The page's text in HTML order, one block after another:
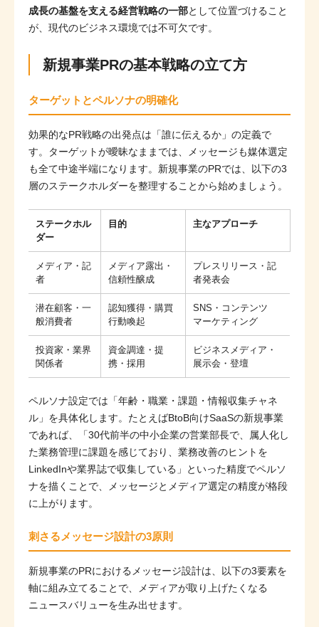
成長の基盤を支える経営戦略の一部として位置づけること
が、現代のビジネス環境では不可欠です。
新規事業PRの基本戦略の立て方
ターゲットとペルソナの明確化
効果的なPR戦略の出発点は「誰に伝えるか」の定義で
す。ターゲットが曖昧なままでは、メッセージも媒体選定
も全て中途半端になります。新規事業のPRでは、以下の3
層のステークホルダーを整理することから始めましょう。
ステークホル
ダー
目的 主なアプローチ
メディア・記
者
メディア露出・
信頼性醸成
プレスリリース・記
者発表会
潜在顧客・一
般消費者
認知獲得・購買
行動喚起
SNS・コンテンツ
マーケティング
投資家・業界
関係者
資金調達・提
携・採用
ビジネスメディア・
展示会・登壇
ペルソナ設定では「年齢・職業・課題・情報収集チャネ
ル」を具体化します。たとえばBtoB向けSaaSの新規事業
であれば、「30代前半の中小企業の営業部長で、属人化し
た業務管理に課題を感じており、業務改善のヒントを
LinkedInや業界誌で収集している」といった精度でペルソ
ナを描くことで、メッセージとメディア選定の精度が格段
に上がります。
刺さるメッセージ設計の3原則
新規事業のPRにおけるメッセージ設計は、以下の3要素を
軸に組み立てることで、メディアが取り上げたくなる
ニュースバリューを生み出せます。